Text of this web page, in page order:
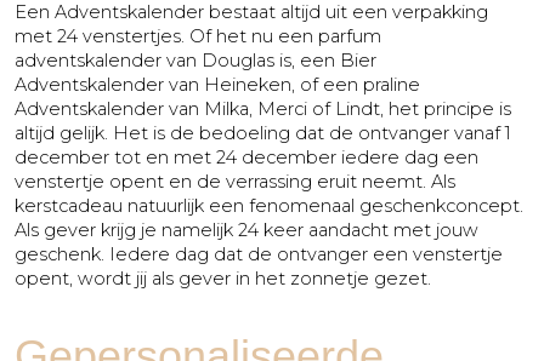
Een Adventskalender bestaat altijd uit een verpakking
met 24 venstertjes. Of het nu een parfum
adventskalender van Douglas is, een Bier
Adventskalender van Heineken, of een praline
Adventskalender van Milka, Merci of Lindt, het principe is
altijd gelijk. Het is de bedoeling dat de ontvanger vanaf 1
december tot en met 24 december iedere dag een
venstertje opent en de verrassing eruit neemt. Als
kerstcadeau natuurlijk een fenomenaal geschenkconcept.
Als gever krijg je namelijk 24 keer aandacht met jouw
geschenk. Iedere dag dat de ontvanger een venstertje
opent, wordt jij als gever in het zonnetje gezet.